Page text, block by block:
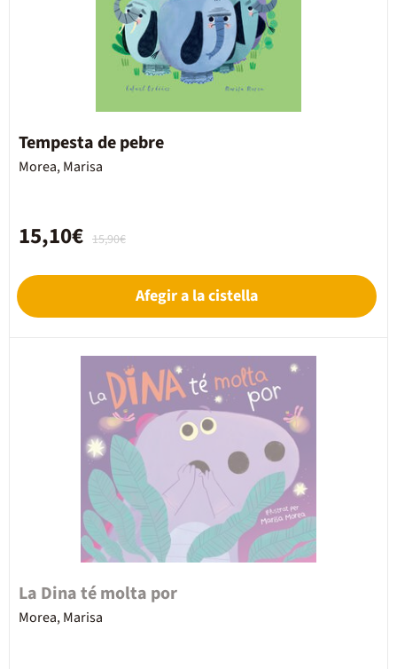
Tempesta de pebre
Morea, Marisa
15,90€
15,10€
Afegir a la cistella
La Dina té molta por
Morea, Marisa